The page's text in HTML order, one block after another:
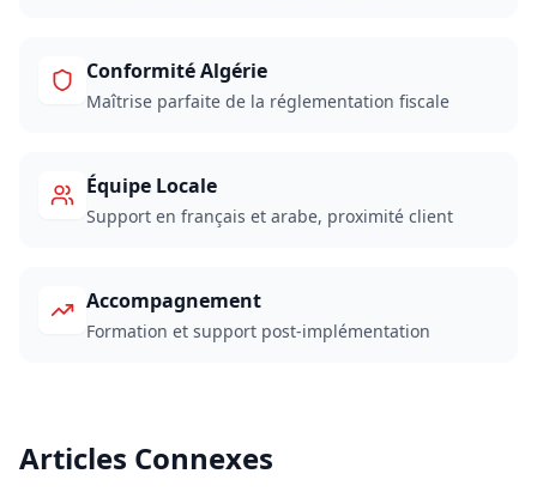
Conformité Algérie
Maîtrise parfaite de la réglementation fiscale
Équipe Locale
Support en français et arabe, proximité client
Accompagnement
Formation et support post-implémentation
Articles Connexes